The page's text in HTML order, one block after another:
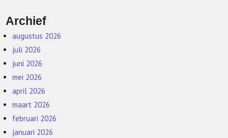
Archief
augustus 2026
juli 2026
juni 2026
mei 2026
april 2026
maart 2026
februari 2026
januari 2026